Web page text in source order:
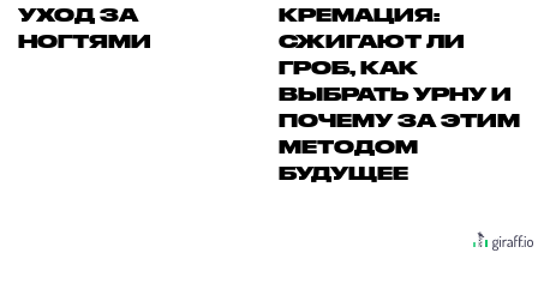
УХОД ЗА
НОГТЯМИ
КРЕМАЦИЯ:
СЖИГАЮТ ЛИ
ГРОБ, КАК
ВЫБРАТЬ УРНУ И
ПОЧЕМУ ЗА ЭТИМ
МЕТОДОМ
БУДУЩЕЕ